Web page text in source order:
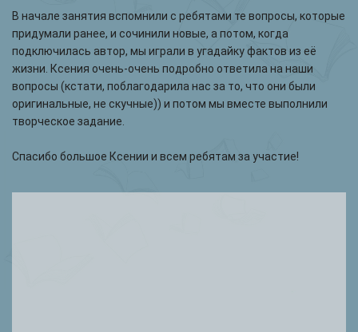
В начале занятия вспомнили с ребятами те вопросы, которые
придумали ранее, и сочинили новые, а потом, когда
подключилась автор, мы играли в угадайку фактов из её
жизни. Ксения очень-очень подробно ответила на наши
вопросы (кстати, поблагодарила нас за то, что они были
оригинальные, не скучные)) и потом мы вместе выполнили
творческое задание.
Спасибо большое Ксении и всем ребятам за участие!